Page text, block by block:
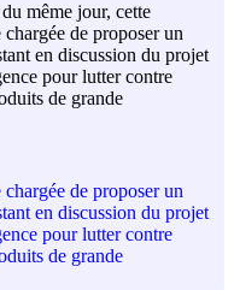
même jour, cette
de proposer un
en discussion du projet
pour lutter contre
de grande
de proposer un
en discussion du projet
pour lutter contre
de grande